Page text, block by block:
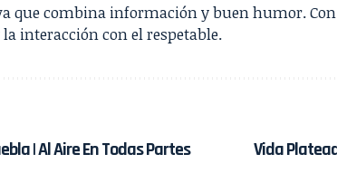
que combina información y buen humor.
interacción con el respetable.
| Al Aire En Todas Partes Vida